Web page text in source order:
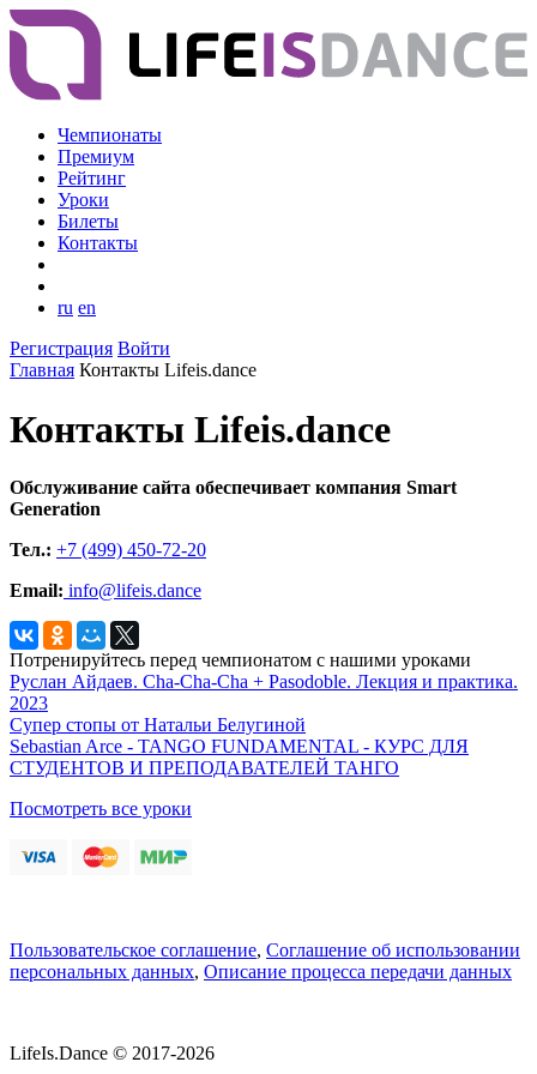
Чемпионаты
Премиум
Рейтинг
Уроки
Билеты
Контакты
ru en
Регистрация Войти
Главная Контакты Lifeis.dance
Контакты Lifeis.dance
Обслуживание сайта обеспечивает компания Smart
Generation
Тел.: +7 (499) 450-72-20
Email: info@lifeis.dance
Потренируйтесь перед чемпионатом с нашими уроками
Руслан Айдаев. Cha-Cha-Cha + Pasodoble. Лекция и практика.
2023
Супер стопы от Натальи Белугиной
Sebastian Arce - TANGO FUNDAMENTAL - КУРС ДЛЯ
СТУДЕНТОВ И ПРЕПОДАВАТЕЛЕЙ ТАНГО
Посмотреть все уроки
Пользовательское соглашение, Соглашение об использовании
персональных данных, Описание процесса передачи данных
LifeIs.Dance © 2017-2026